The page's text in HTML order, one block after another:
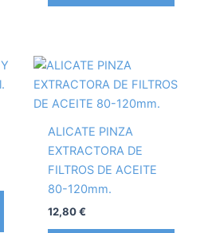
ALICATE PINZA
EXTRACTORA DE
FILTROS DE ACEITE
80-120mm.
12,80€